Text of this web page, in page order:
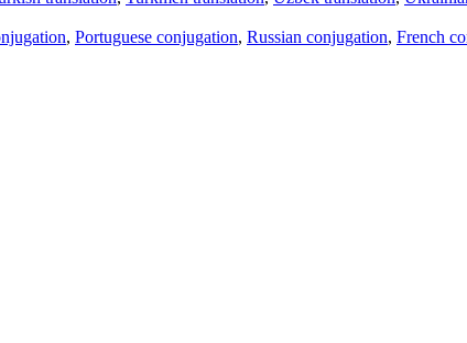
, Portuguese conjugation, Russian conjugation, French